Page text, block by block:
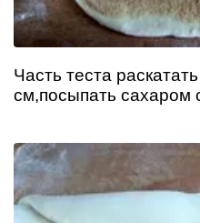
Часть теста
см,посыпать сахаром